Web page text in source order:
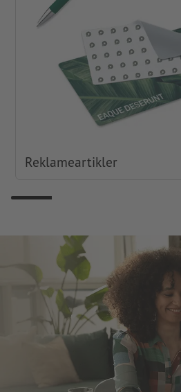
Reklameartikler